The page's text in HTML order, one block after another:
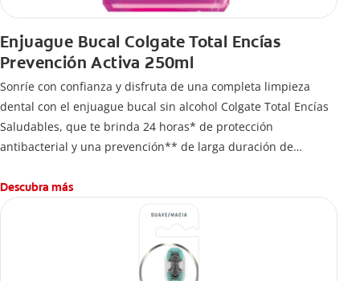
Enjuague Bucal Colgate Total Encías
Prevención Activa 250ml
Sonríe con confianza y disfruta de una completa limpieza
dental con el enjuague bucal sin alcohol Colgate Total Encías
Saludables, que te brinda 24 horas* de protección
antibacterial y una prevención** de larga duración de
*Protección usando 2 veces al día.
**Ayuda a prevenir problemas bucales cosméticos comunes
causados por bacterias como: placa, caries, sarro y mal
Descubra más